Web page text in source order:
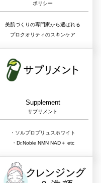
ポリシー
美肌づくりの専門家から選ばれる
プロクオリティのスキンケア
Supplement
サプリメント
・ソルプロプリュスホワイト
・Dr.Noble NMN NAD＋ etc